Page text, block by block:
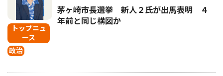
トップニュ
ース
政治
茅ヶ崎市長選挙 新人２氏が出馬表明 ４
年前と同じ構図か